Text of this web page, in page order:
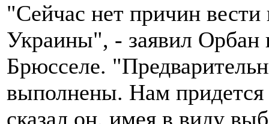
"Сейчас нет причин вести
Украины", - заявил
Брюсселе.
выполнены. Нам придется
сказал он, имея в виду